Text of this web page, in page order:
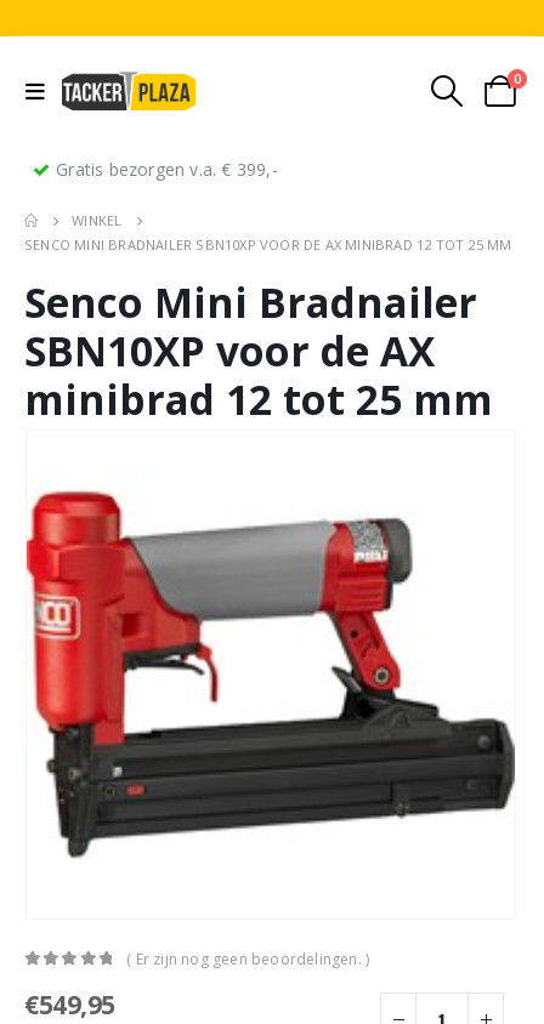
0
Gratis bezorgen v.a. € 399,-
WINKEL
SENCO MINI BRADNAILER SBN10XP VOOR DE AX MINIBRAD 12 TOT 25 MM
Senco Mini Bradnailer
SBN10XP voor de AX
minibrad 12 tot 25 mm
( Er zijn nog geen beoordelingen. )
€549,95